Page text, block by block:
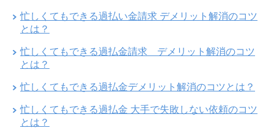
忙しくてもできる過払い金請求 デメリット解消のコツ
とは？
忙しくてもできる過払金請求 デメリット解消のコツ
とは？
忙しくてもできる過払金デメリット解消のコツとは？
忙しくてもできる過払金 大手で失敗しない依頼のコツ
とは？